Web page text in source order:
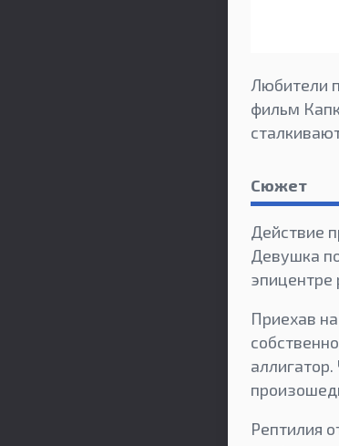
Любители
фильм
Сюжет
Действие
Девушка
эпицентре
Приехав
Рептилия